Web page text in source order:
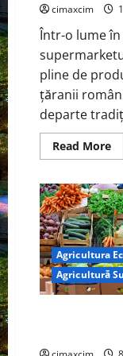
cimaxcim
Într-o lume
pline de
țăranii
departe
Read More
al
și
Agricultura
Agricultură